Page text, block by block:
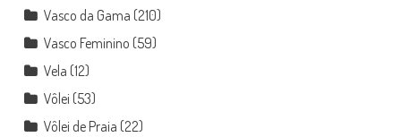
Vasco da Gama (210)
Vasco Feminino (59)
Vela (12)
Vôlei (53)
Vôlei de Praia (22)